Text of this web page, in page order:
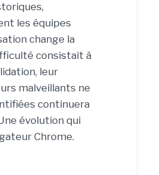
les équipes
change la
consistait à
leur
malveillants ne
continuera
évolution qui
Chrome.